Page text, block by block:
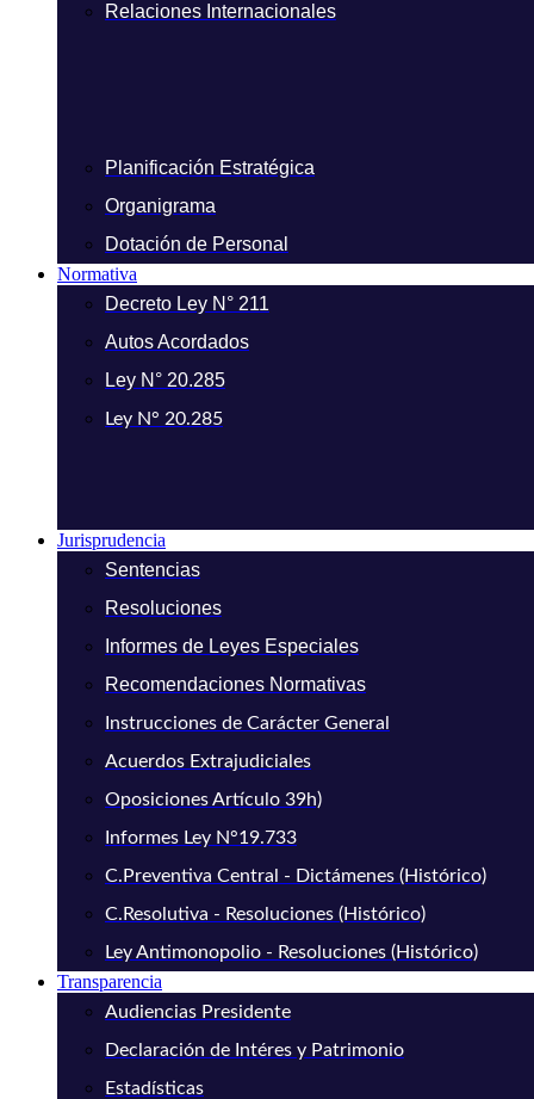
Relaciones Internacionales
Planificación Estratégica
Organigrama
Dotación de Personal
Normativa
Decreto Ley N° 211
Autos Acordados
Ley N° 20.285
Ley N° 20.285
Jurisprudencia
Sentencias
Resoluciones
Informes de Leyes Especiales
Recomendaciones Normativas
Instrucciones de Carácter General
Acuerdos Extrajudiciales
Oposiciones Artículo 39h)
Informes Ley N°19.733
C.Preventiva Central - Dictámenes (Histórico)
C.Resolutiva - Resoluciones (Histórico)
Ley Antimonopolio - Resoluciones (Histórico)
Transparencia
Audiencias Presidente
Declaración de Intéres y Patrimonio
Estadísticas